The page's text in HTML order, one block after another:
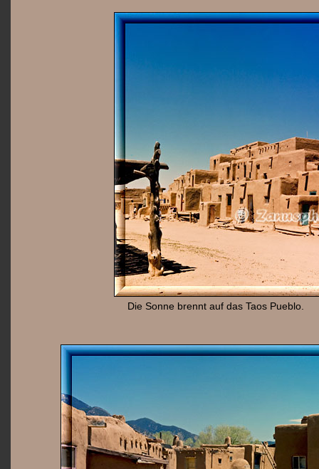
Die Sonne brennt auf das Taos Pueblo.